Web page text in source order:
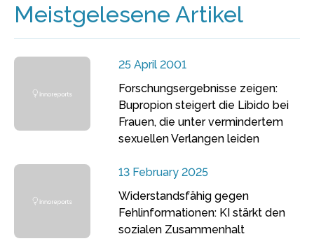
Meistgelesene Artikel
25 April 2001
Forschungsergebnisse zeigen:
Bupropion steigert die Libido bei
Frauen, die unter vermindertem
sexuellen Verlangen leiden
13 February 2025
Widerstandsfähig gegen
Fehlinformationen: KI stärkt den
sozialen Zusammenhalt